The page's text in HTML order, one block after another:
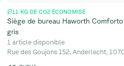
11 KG DE CO2 ÉCONOMISÉ
Siège de bureau Haworth Comforto
gris
1 article disponible
Rue des Goujons 152, Anderlecht,